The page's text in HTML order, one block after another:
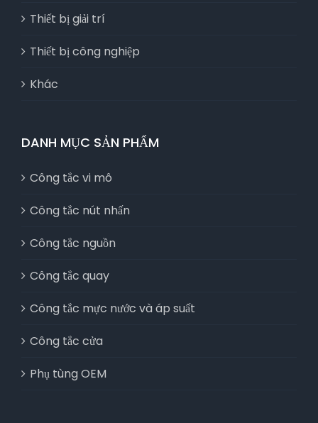
Thiết bị giải trí
Thiết bị công nghiệp
Khác
DANH MỤC SẢN PHẨM
Công tắc vi mô
Công tắc nút nhấn
Công tắc nguồn
Công tắc quay
Công tắc mực nước và áp suất
Công tắc cửa
Phụ tùng OEM